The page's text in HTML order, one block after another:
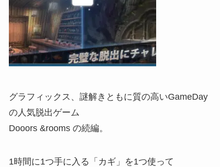
グラフィックス、謎解きともに質の高いGameDay
の人気脱出ゲーム
Dooors &rooms の続編。
1時間に1つ手に入る「カギ」を1つ使って